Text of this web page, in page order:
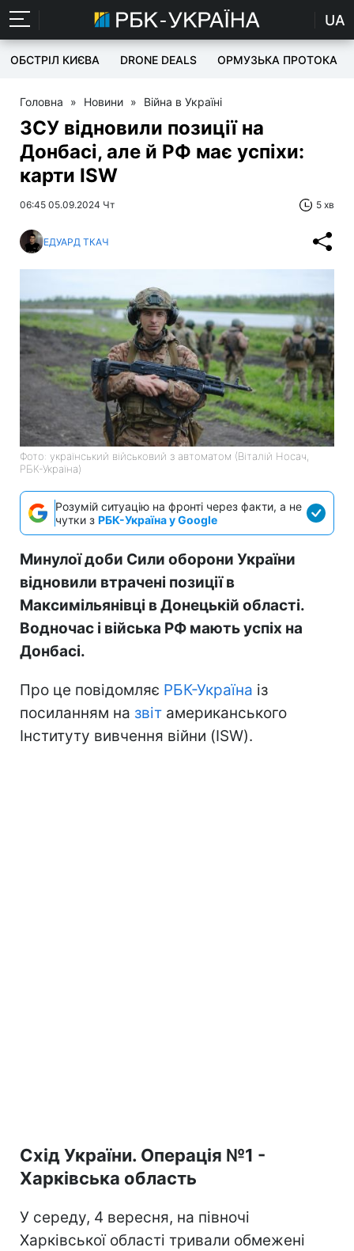
UA
ОБСТРІЛ КИЄВА DRONE DEALS ОРМУЗЬКА ПРОТОКА
Головна » Новини » Війна в Україні
ЗСУ відновили позиції на
Донбасі, але й РФ має успіхи:
карти ISW
06:45 05.09.2024 Чт 5 хв
ЕДУАРД ТКАЧ
Фото: український військовий з автоматом (Віталій Носач,
РБК-Україна)
Розумій ситуацію на фронті через факти, а не
чутки з РБК-Україна у Google
Минулої доби Сили оборони України
відновили втрачені позиції в
Максимільянівці в Донецькій області.
Водночас і війська РФ мають успіх на
Донбасі.
Про це повідомляє РБК-Україна із
посиланням на звіт американського
Інституту вивчення війни (ISW).
Схід України. Операція №1 -
Харківська область
У середу, 4 вересня, на півночі
Харківської області тривали обмежені